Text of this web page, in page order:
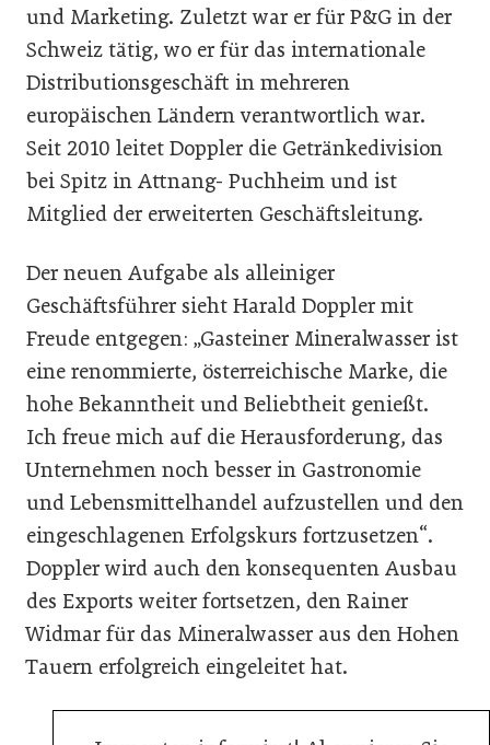
und Marketing. Zuletzt war er für P&G in der
Schweiz tätig, wo er für das internationale
Distributionsgeschäft in mehreren
europäischen Ländern verantwortlich war.
Seit 2010 leitet Doppler die Getränkedivision
bei Spitz in Attnang- Puchheim und ist
Mitglied der erweiterten Geschäftsleitung.
Der neuen Aufgabe als alleiniger
Geschäftsführer sieht Harald Doppler mit
Freude entgegen: „Gasteiner Mineralwasser ist
eine renommierte, österreichische Marke, die
hohe Bekanntheit und Beliebtheit genießt.
Ich freue mich auf die Herausforderung, das
Unternehmen noch besser in Gastronomie
und Lebensmittelhandel aufzustellen und den
eingeschlagenen Erfolgskurs fortzusetzen“.
Doppler wird auch den konsequenten Ausbau
des Exports weiter fortsetzen, den Rainer
Widmar für das Mineralwasser aus den Hohen
Tauern erfolgreich eingeleitet hat.